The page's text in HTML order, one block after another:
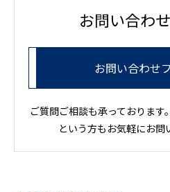
お問い合わ
お問い合わせ
ご質問ご相談も承っておりま
という方もお気軽にお問